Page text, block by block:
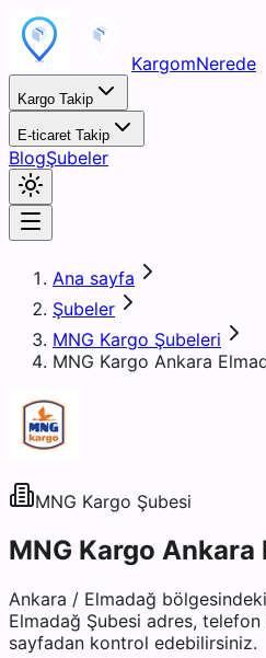
KargomNerede
Kargo Takip
E-ticaret Takip
BlogŞubeler
Ana sayfa
Şubeler
MNG Kargo Şubeleri
MNG Kargo Ankara
MNG Kargo Şubesi
MNG Kargo Ankara
Ankara / Elmadağ bölgesindeki
Elmadağ Şubesi adres,
sayfadan kontrol edebilirsiniz.